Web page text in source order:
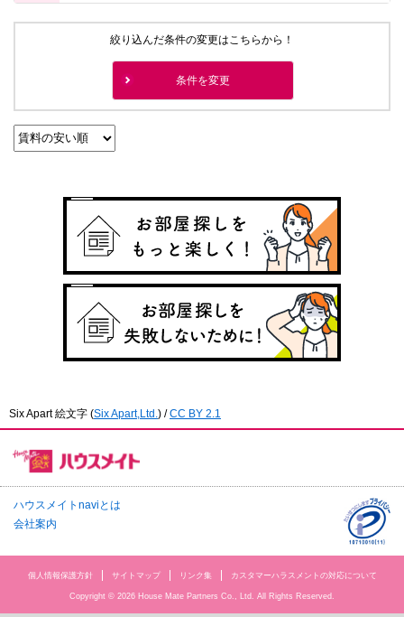
絞り込んだ条件の変更はこちらから！
条件を変更
Six Apart 絵文字 (Six Apart,Ltd. ) /CC BY 2.1
ハウスメイトnaviとは
会社案内
個人情報保護方針 サイトマップ リンク集 カスタマーハラスメントの対応について
Copyright © 2026 House Mate Partners Co., Ltd. All Rights Reserved.